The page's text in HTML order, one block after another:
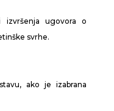
izvršenja ugovora o
svrhe.
ako je izabrana